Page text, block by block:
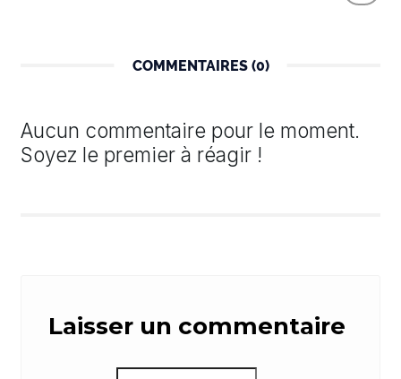
COMMENTAIRES (0)
Aucun commentaire pour le moment.
Soyez le premier à réagir !
Laisser un commentaire